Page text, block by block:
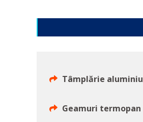
Tâmplărie aluminiu
Geamuri termopan